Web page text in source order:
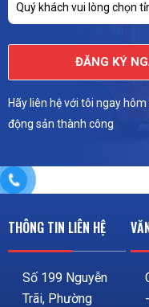
Quý khách vui lòng chọn
ĐĂNG KÝ
Hãy liên hệ với tôi ngay
động sản thành công
THÔNG TIN LIÊN HỆ
Số 199 Nguyễn
Trãi, Phường